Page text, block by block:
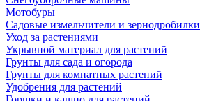
Мотобуры
Садовые измельчители и зернодробилки
Уход за растениями
Укрывной материал для растений
Грунты для сада и огорода
Грунты для комнатных растений
Удобрения для растений